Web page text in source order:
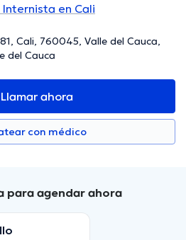
en Cali
Cali, 760045, Valle del Cauca,
del Cauca
Llamar ahora
con médico
para agendar ahora